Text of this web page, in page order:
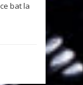
bat la